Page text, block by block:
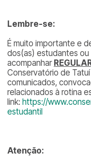
Lembre-se:
É muito importante e
dos(as) estudantes ou
acompanhar
Conservatório de
comunicados,
relacionados à rotina
link: https://
estudantil
Atenção: